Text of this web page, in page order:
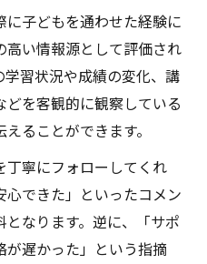
子どもを通わせた経験に
い情報源として評価され
習状況や成績の変化、講
を客観的に観察している
ることができます。
寧にフォローしてくれ
できた」といったコメン
となります。逆に、「サポ
遅かった」という指摘